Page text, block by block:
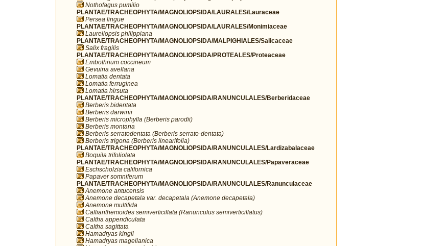
Nothofagus pumilio
PLANTAE/TRACHEOPHYTA/MAGNOLIOPSIDA/LAURALES/Lauraceae
Persea lingue
PLANTAE/TRACHEOPHYTA/MAGNOLIOPSIDA/LAURALES/Monimiaceae
Laureliopsis philippiana
PLANTAE/TRACHEOPHYTA/MAGNOLIOPSIDA/MALPIGHIALES/Salicaceae
Salix fragilis
PLANTAE/TRACHEOPHYTA/MAGNOLIOPSIDA/PROTEALES/Proteaceae
Embothrium coccineum
Gevuina avellana
Lomatia dentata
Lomatia ferruginea
Lomatia hirsuta
PLANTAE/TRACHEOPHYTA/MAGNOLIOPSIDA/RANUNCULALES/Berberidaceae
Berberis bidentata
Berberis darwinii
Berberis microphylla (Berberis parodii)
Berberis montana
Berberis serratodentata (Berberis serrato-dentata)
Berberis trigona (Berberis linearifolia)
PLANTAE/TRACHEOPHYTA/MAGNOLIOPSIDA/RANUNCULALES/Lardizabalaceae
Boquila trifoliolata
PLANTAE/TRACHEOPHYTA/MAGNOLIOPSIDA/RANUNCULALES/Papaveraceae
Eschscholzia californica
Papaver somniferum
PLANTAE/TRACHEOPHYTA/MAGNOLIOPSIDA/RANUNCULALES/Ranunculaceae
Anemone antucensis
Anemone decapetala var. decapetala (Anemone decapetala)
Anemone multifida
Callianthemoides semiverticillata (Ranunculus semiverticillatus)
Caltha appendiculata
Caltha sagittata
Hamadryas kingii
Hamadryas magellanica